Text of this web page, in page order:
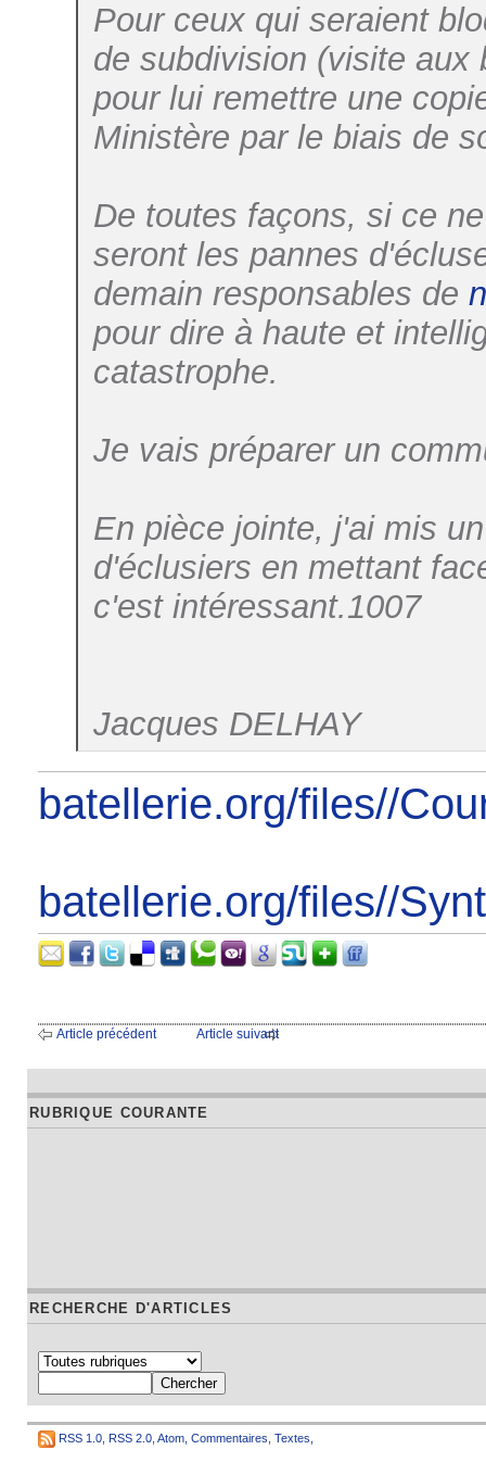
Pour ceux qui seraient
de subdivision (visite aux
pour lui remettre une
Ministère par le biais de
De toutes façons, si ce
seront les pannes
demain responsables de
pour dire à haute et
catastrophe.
Je vais préparer un
En pièce jointe, j'ai mis
d'éclusiers en mettant
c'est intéressant.1007
Jacques DELHAY
batellerie.org/files//
batellerie.org/files//
Article précédent Article suivant
RUBRIQUE COURANTE
RECHERCHE D'ARTICLES
RSS 1.0 RSS 2.0 Atom Commentaires Textes